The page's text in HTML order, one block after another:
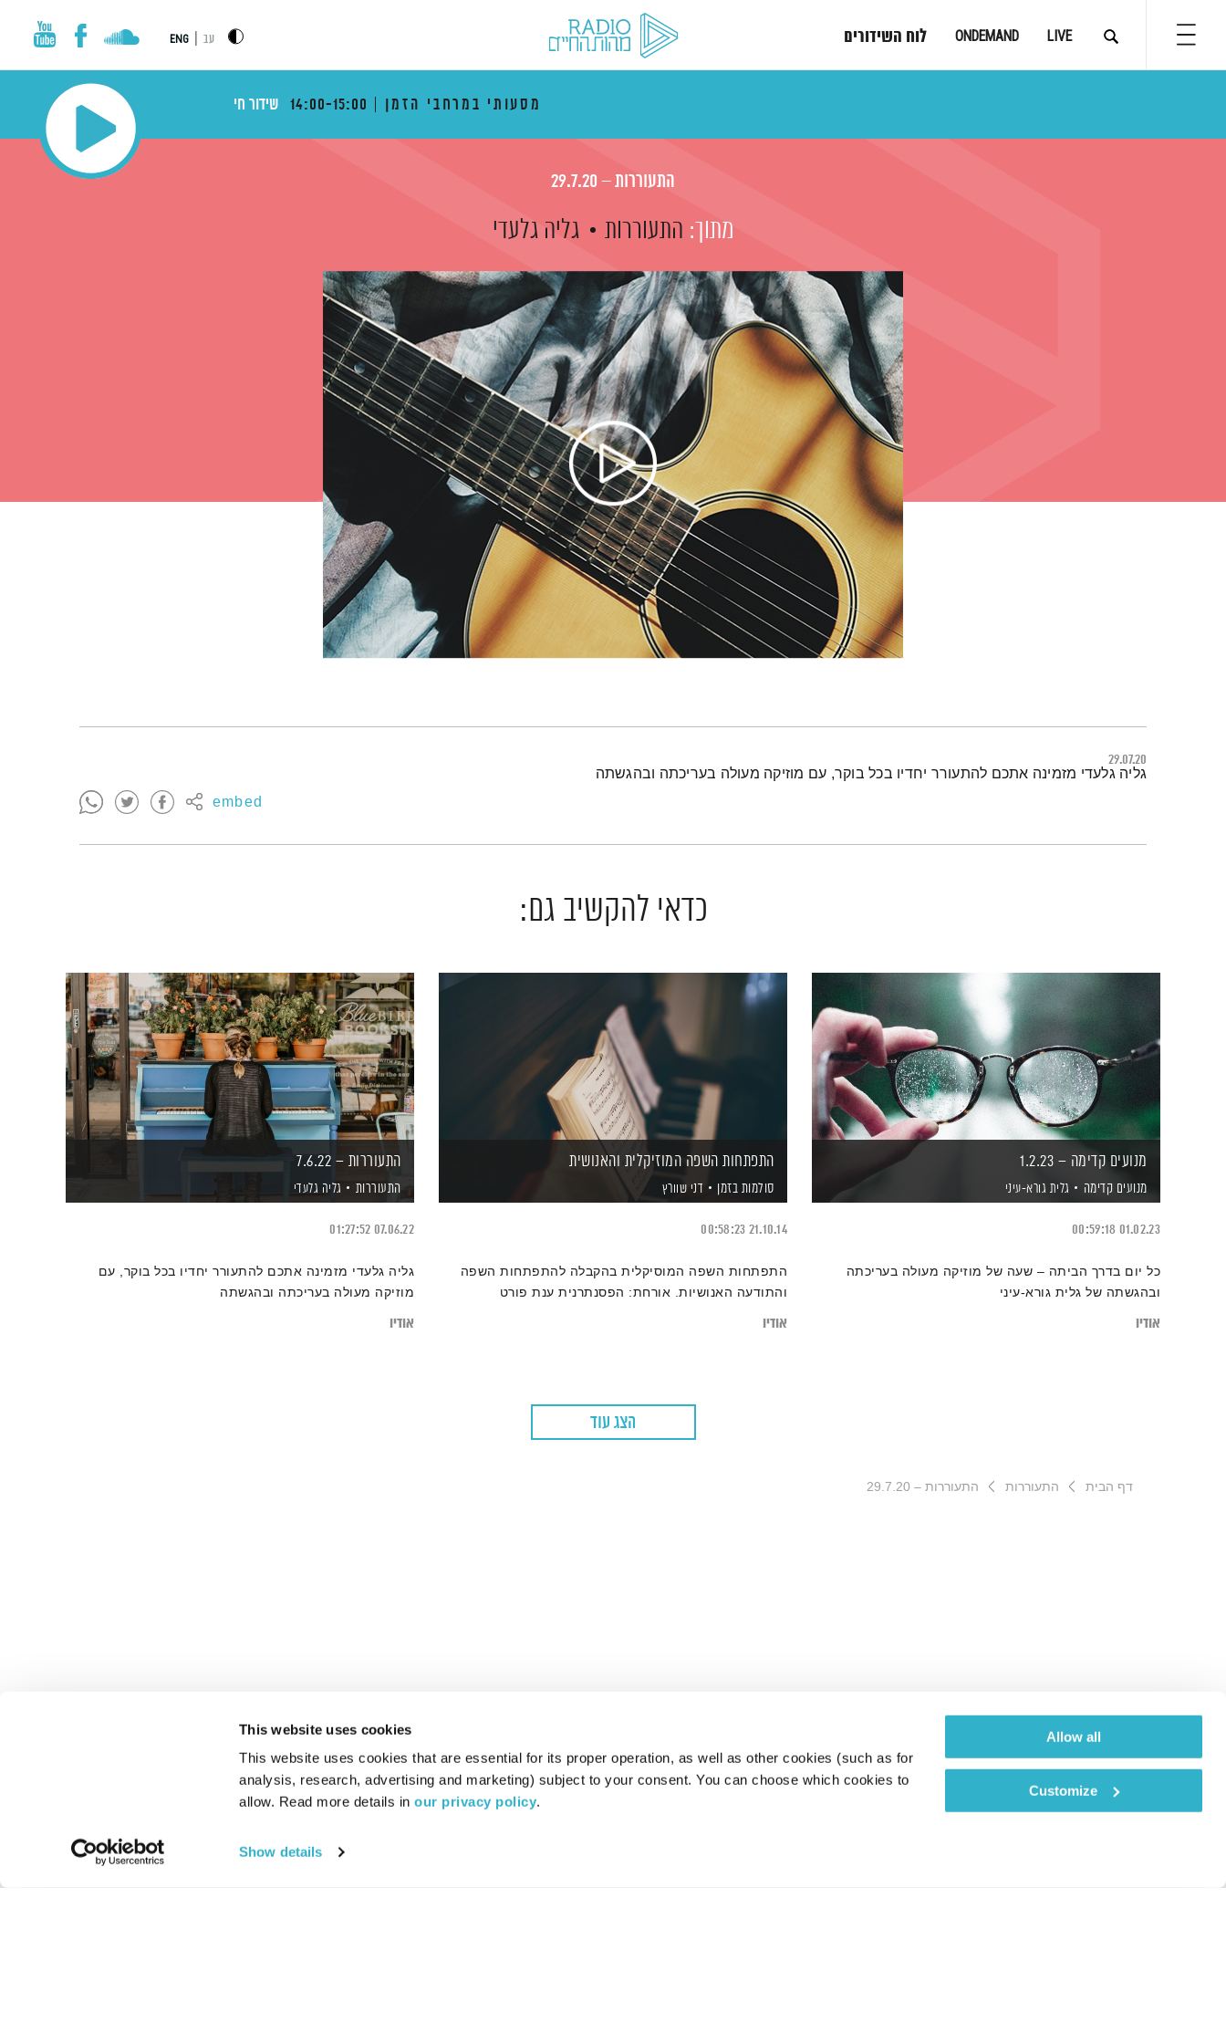
This website uses cookies
This website uses cookies that are essential for its proper operation, as well as other cookies (such as for
analysis, research, advertising and marketing) subject to your consent. You can choose which cookies to
allow. Read more details in our privacy policy.
Show details
Allow all
Customize
LIVE
ONDEMAND לוח השידורים עב ENG
מסעותי במרחבי הזמן 14:00-15:00 שידור חי
התעוררות – 29.7.20
מתוך: התעוררות גליה גלעדי
29.07.20
embed
תמצית הפודקאסט
גליה גלעדי מזמינה אתכם להתעורר יחדיו בכל בוקר, עם מוזיקה מעולה בעריכתה ובהגשתה
כדאי להקשיב גם:
מנועים קדימה – 1.2.23
מנועים קדימה גלית גורא-עיני
01.02.23
00:59:18
כל יום בדרך הביתה – שעה של מוזיקה מעולה בעריכתה
ובהגשתה של גלית גורא-עיני
אודיו
התפתחות השפה המוזיקלית והאנושית
סולמות בזמן דני שוורץ
21.10.14
00:58:23
התפתחות השפה המוסיקלית בהקבלה להתפתחות השפה
והתודעה האנושיות. אורחת: הפסנתרנית ענת פורט
אודיו
התעוררות – 7.6.22
התעוררות גליה גלעדי
07.06.22
01:27:52
גליה גלעדי מזמינה אתכם להתעורר יחדיו בכל בוקר, עם
מוזיקה מעולה בעריכתה ובהגשתה
אודיו
הצג עוד
דף הבית התעוררות התעוררות – 29.7.20